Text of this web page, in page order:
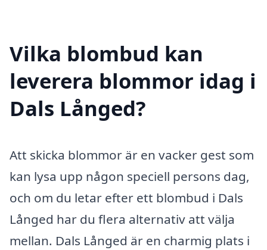
Vilka blombud kan
leverera blommor idag i
Dals Långed?
Att skicka blommor är en vacker gest som
kan lysa upp någon speciell persons dag,
och om du letar efter ett blombud i Dals
Långed har du flera alternativ att välja
mellan. Dals Långed är en charmig plats i